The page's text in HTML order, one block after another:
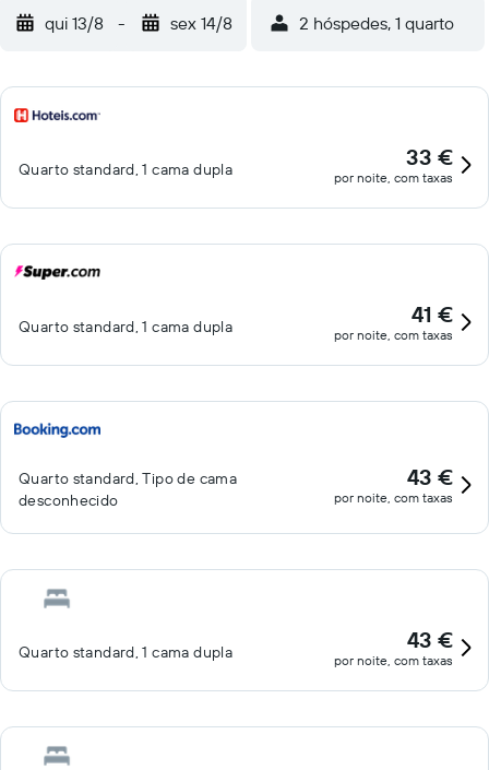
qui 13/8 - sex 14/8 2 hóspedes, 1 quarto
Quarto standard, 1 cama dupla 33 €
por noite, com taxas
Quarto standard, 1 cama dupla 41 €
por noite, com taxas
Quarto standard, Tipo de cama
desconhecido
43 €
por noite, com taxas
Quarto standard, 1 cama dupla 43 €
por noite, com taxas